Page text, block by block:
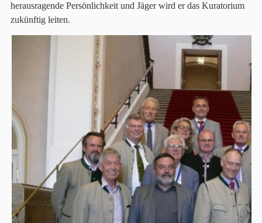
herausragende Persönlichkeit und Jäger wird er das Kuratorium
zukünftig leiten.